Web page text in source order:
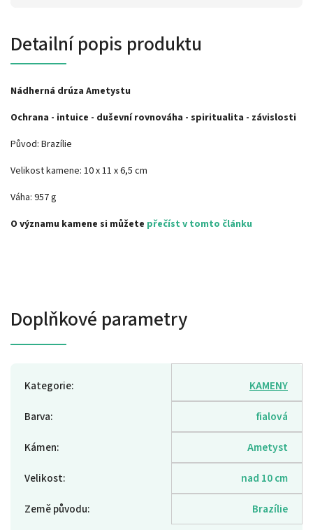
Detailní popis produktu
Nádherná drúza Ametystu
Ochrana - intuice - duševní rovnováha - spiritualita - závislosti
Původ: Brazílie
Velikost kamene: 10 x 11 x 6,5 cm
Váha: 957 g
O významu kamene si můžete přečíst v tomto článku
Doplňkové parametry
Kategorie:
KAMENY
Barva:
fialová
Kámen:
Ametyst
Velikost:
nad 10 cm
Země původu:
Brazílie